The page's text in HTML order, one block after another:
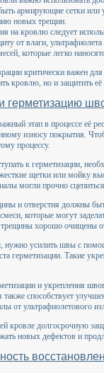
армирующие сетки или
новых трещин.
на кровлю следует
от влаги,
которые легко
критически важен
кровлю, но и защитить
герметизацию
этап в процессе её
износу покрытия.
процессу.
к герметизации,
щетки или мойку
могли прочно
и отверстия должны
которые могут
трещины хорошо очищены
нужно усилить швы с
герметизации. Такие
и укрепления
также способствует
от ультрафиолетового
кровле долгосрочную
новых дефектов и